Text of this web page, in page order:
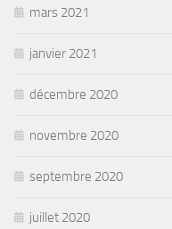
mars 2021
janvier 2021
décembre 2020
novembre 2020
septembre 2020
juillet 2020